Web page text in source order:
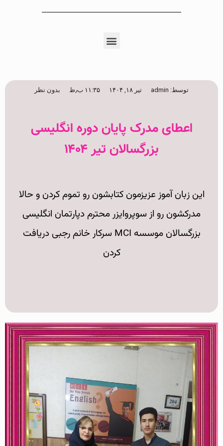
توسط: تیر ۱۸, ۱۴۰۴ ۱۱:۳۵ ب٫ظ بدون نظر
اعطای مدرک پایان دوره انگلیسی
بزرگسالان تیر ۱۴۰۴
این زبان آموز عزیزمون کتابشون رو تموم کردن و حالا
مدرکشون رو از سوپروایزر محترم دپارتمان انگلیسی
بزرگسالان موسسه MCI سرکار خانم رجبی دریافت
کردن